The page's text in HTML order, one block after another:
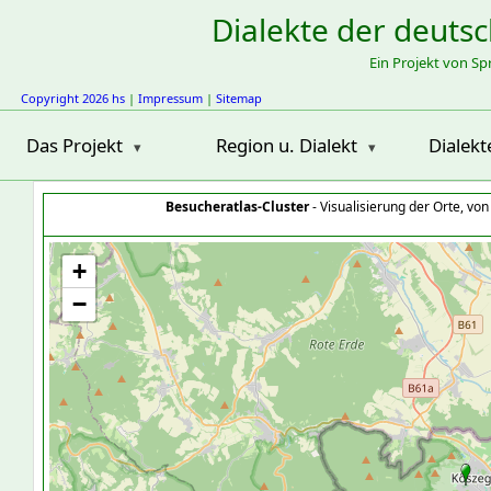
Dialekte der
Ein Projekt von
Copyright 2026 hs | Impressum | Sitemap
Das Projekt Region u. Dialekt
Besucheratlas-Cluster- Visualisierung der Orte,
+
−